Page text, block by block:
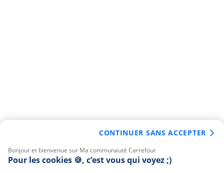
Bonjour et bienvenue sur Ma communauté Carrefour
Pour les cookies 🍪, c’est vous qui voyez ;)
CONTINUER SANS ACCEPTER